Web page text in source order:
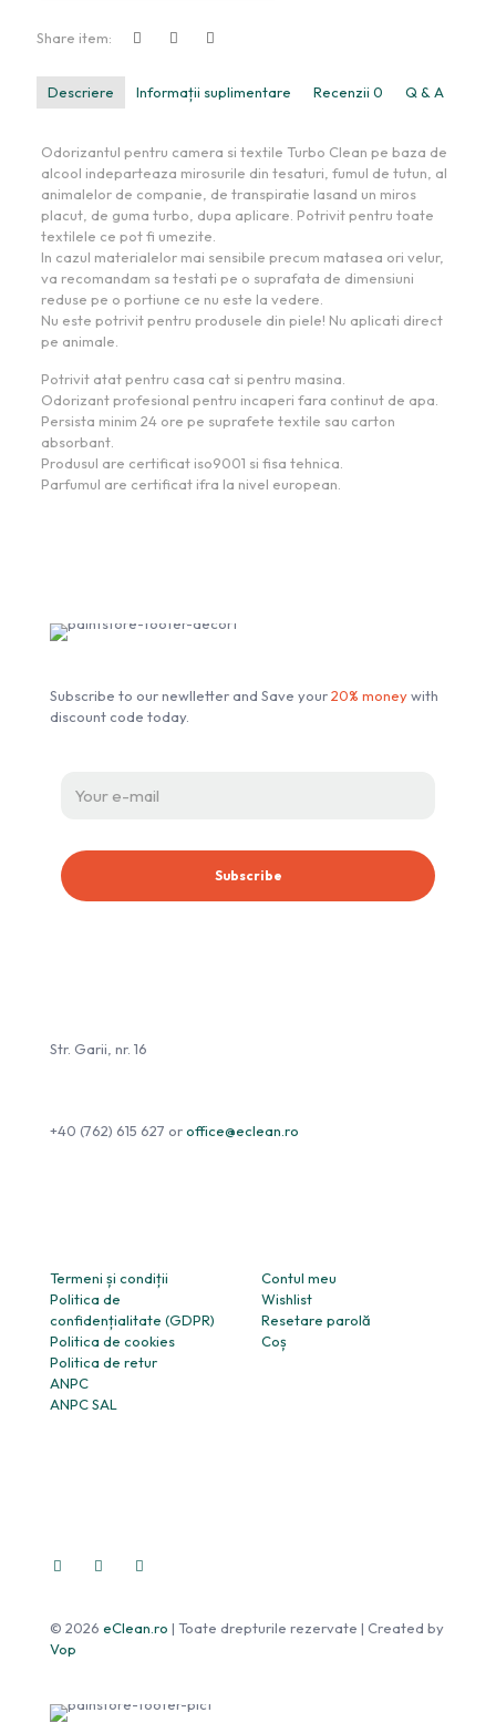
Share item:
Descriere Informații suplimentare Recenzii 0 Q & A
Odorizantul pentru camera si textile Turbo Clean pe baza de
alcool indeparteaza mirosurile din tesaturi, fumul de tutun, al
animalelor de companie, de transpiratie lasand un miros
placut, de guma turbo, dupa aplicare. Potrivit pentru toate
textilele ce pot fi umezite.
In cazul materialelor mai sensibile precum matasea ori velur,
va recomandam sa testati pe o suprafata de dimensiuni
reduse pe o portiune ce nu este la vedere.
Nu este potrivit pentru produsele din piele! Nu aplicati direct
pe animale.
Potrivit atat pentru casa cat si pentru masina.
Odorizant profesional pentru incaperi fara continut de apa.
Persista minim 24 ore pe suprafete textile sau carton
absorbant.
Produsul are certificat iso9001 si fisa tehnica.
Parfumul are certificat ifra la nivel european.
Subscribe to our newlletter and Save your20% moneywith
discount code today.
Str. Garii, nr. 16
+40 (762) 615 627 oroffice@eclean.ro
Termeni și condiții
Politica de
confidențialitate (GDPR)
Politica de cookies
Politica de retur
ANPC
ANPC SAL
Contul meu
Wishlist
Resetare parolă
Coș
© 2026 eClean.ro | Toate drepturile rezervate | Created by
Vop